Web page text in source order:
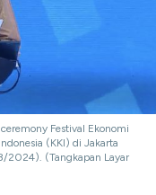
Festival Ekonomi
(KKI) di Jakarta
2024). (Tangkapan Layar